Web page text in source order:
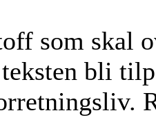
som skal
bli